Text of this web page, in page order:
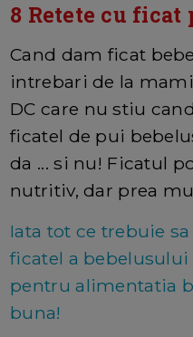
8 Retete cu ficat
Cand dam ficat
intrebari de la
DC care nu stiu
ficatel de pui
da ... si nu! Ficatul
nutritiv, dar prea
Iata tot ce trebuie
ficatel a
pentru alimentatia
buna!